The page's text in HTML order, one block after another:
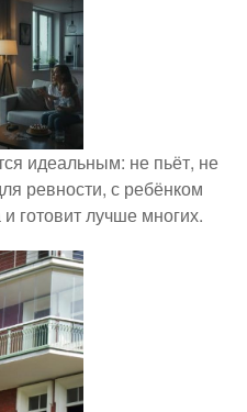
идеальным: не пьёт, не
ревности, с ребёнком
готовит лучше многих.